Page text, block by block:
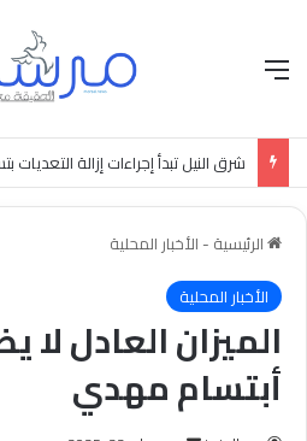
القائمة
شرق النيل تبدأ إجراءات إزالة التعديات
الرئيسية - الأخبار المحلية
الأخبار المحلية
الميزان العادل لا
أبتسام مهدي